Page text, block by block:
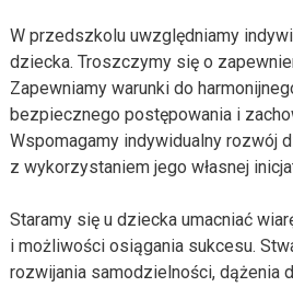
W przedszkolu uwzględniamy
dziecka. Troszczymy się o
Zapewniamy warunki do
bezpiecznego postępowania i
Wspomagamy indywidualny rozwój
z wykorzystaniem jego własnej
Staramy się u dziecka umacniać
i możliwości osiągania sukcesu.
rozwijania samodzielności, dążenia